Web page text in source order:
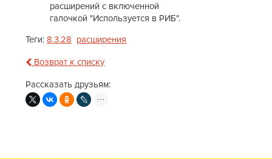
расширений с включенной
галочкой "Используется в РИБ".
Теги:8.3.28 расширения
Возврат к списку
Рассказать друзьям: